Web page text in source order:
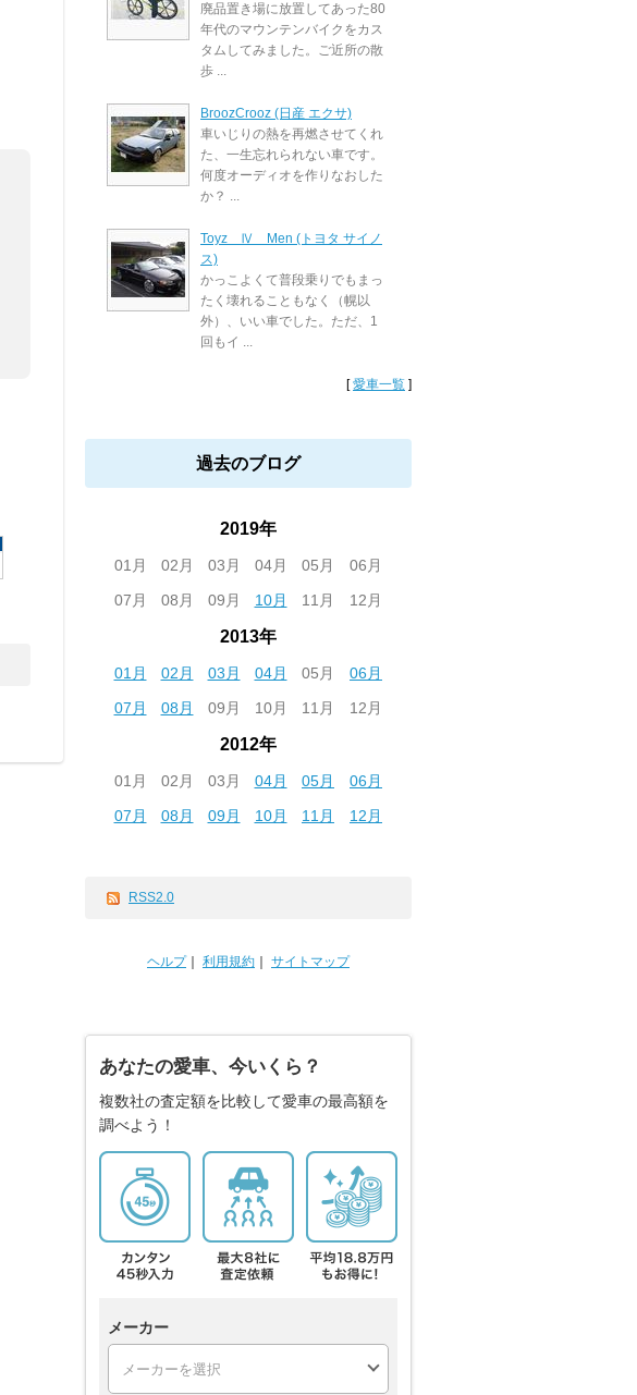
廃品置き場に放置してあった80
年代のマウンテンバイクをカス
タムしてみました。ご近所の散
歩 ...
BroozCrooz (日産 エクサ)
車いじりの熱を再燃させてくれ
た、一生忘れられない車です。
何度オーディオを作りなおした
か？ ...
Toyz Ⅳ Men (トヨタ サイノ
ス)
かっこよくて普段乗りでもまっ
たく壊れることもなく（幌以
外）、いい車でした。ただ、1
回もイ ...
[愛車一覧 ]
過去のブログ
2019年
01月 02月 03月 04月 05月
06月
07月
08月 09月 10月 11月 12月
2013年
01月 02月 03月 04月 05月
06月
07月
08月 09月 10月 11月 12月
2012年
01月 02月 03月 04月 05月
06月
07月
08月 09月 10月 11月 12月
RSS2.0
ヘルプ｜ 利用規約 サイトマップ
あなたの愛車、今いくら？
複数社の査定額を比較して愛車の最高額を
調べよう！
メーカー